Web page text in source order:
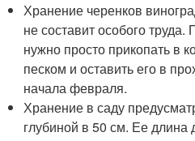
Хранение черенков
не составит особого
нужно просто прикопать в
песком и оставить его в
начала февраля.
Хранение в саду
глубиной в 50 см. Ее длина